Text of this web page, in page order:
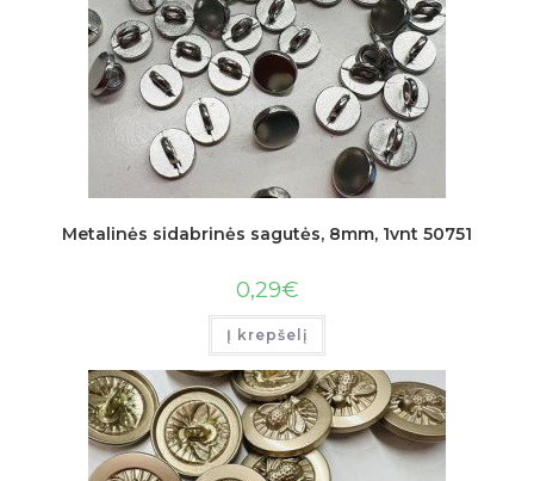
Metalinės sidabrinės sagutės, 8mm, 1vnt 50751
0,29€
Į krepšelį